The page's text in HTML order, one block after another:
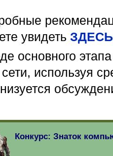
увидеть ЗДЕСЬ
основного
используя
Конкурс: Знаток